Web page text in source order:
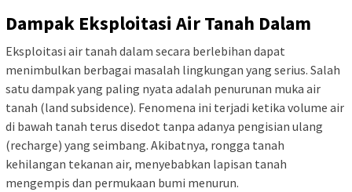
Dampak Eksploitasi Air Tanah Dalam
Eksploitasi air tanah dalam secara berlebihan dapat
menimbulkan berbagai masalah lingkungan yang serius. Salah
satu dampak yang paling nyata adalah penurunan muka air
tanah (land subsidence). Fenomena ini terjadi ketika volume air
di bawah tanah terus disedot tanpa adanya pengisian ulang
(recharge) yang seimbang. Akibatnya, rongga tanah
kehilangan tekanan air, menyebabkan lapisan tanah
mengempis dan permukaan bumi menurun.